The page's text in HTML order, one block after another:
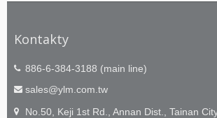
Kontakty
886-6-384-3188 (main line)
sales@ylm.com.tw
No.50, Keji 1st Rd., Annan Dist., Tainan